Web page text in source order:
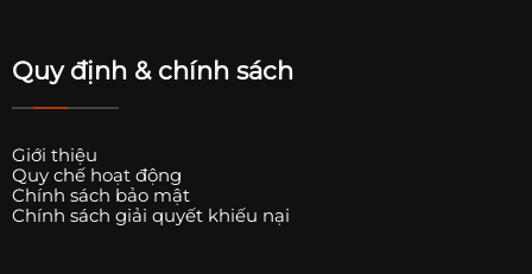
Quy định & chính sách
Giới thiệu
Quy chế hoạt động
Chính sách bảo mật
Chính sách giải quyết khiếu nại